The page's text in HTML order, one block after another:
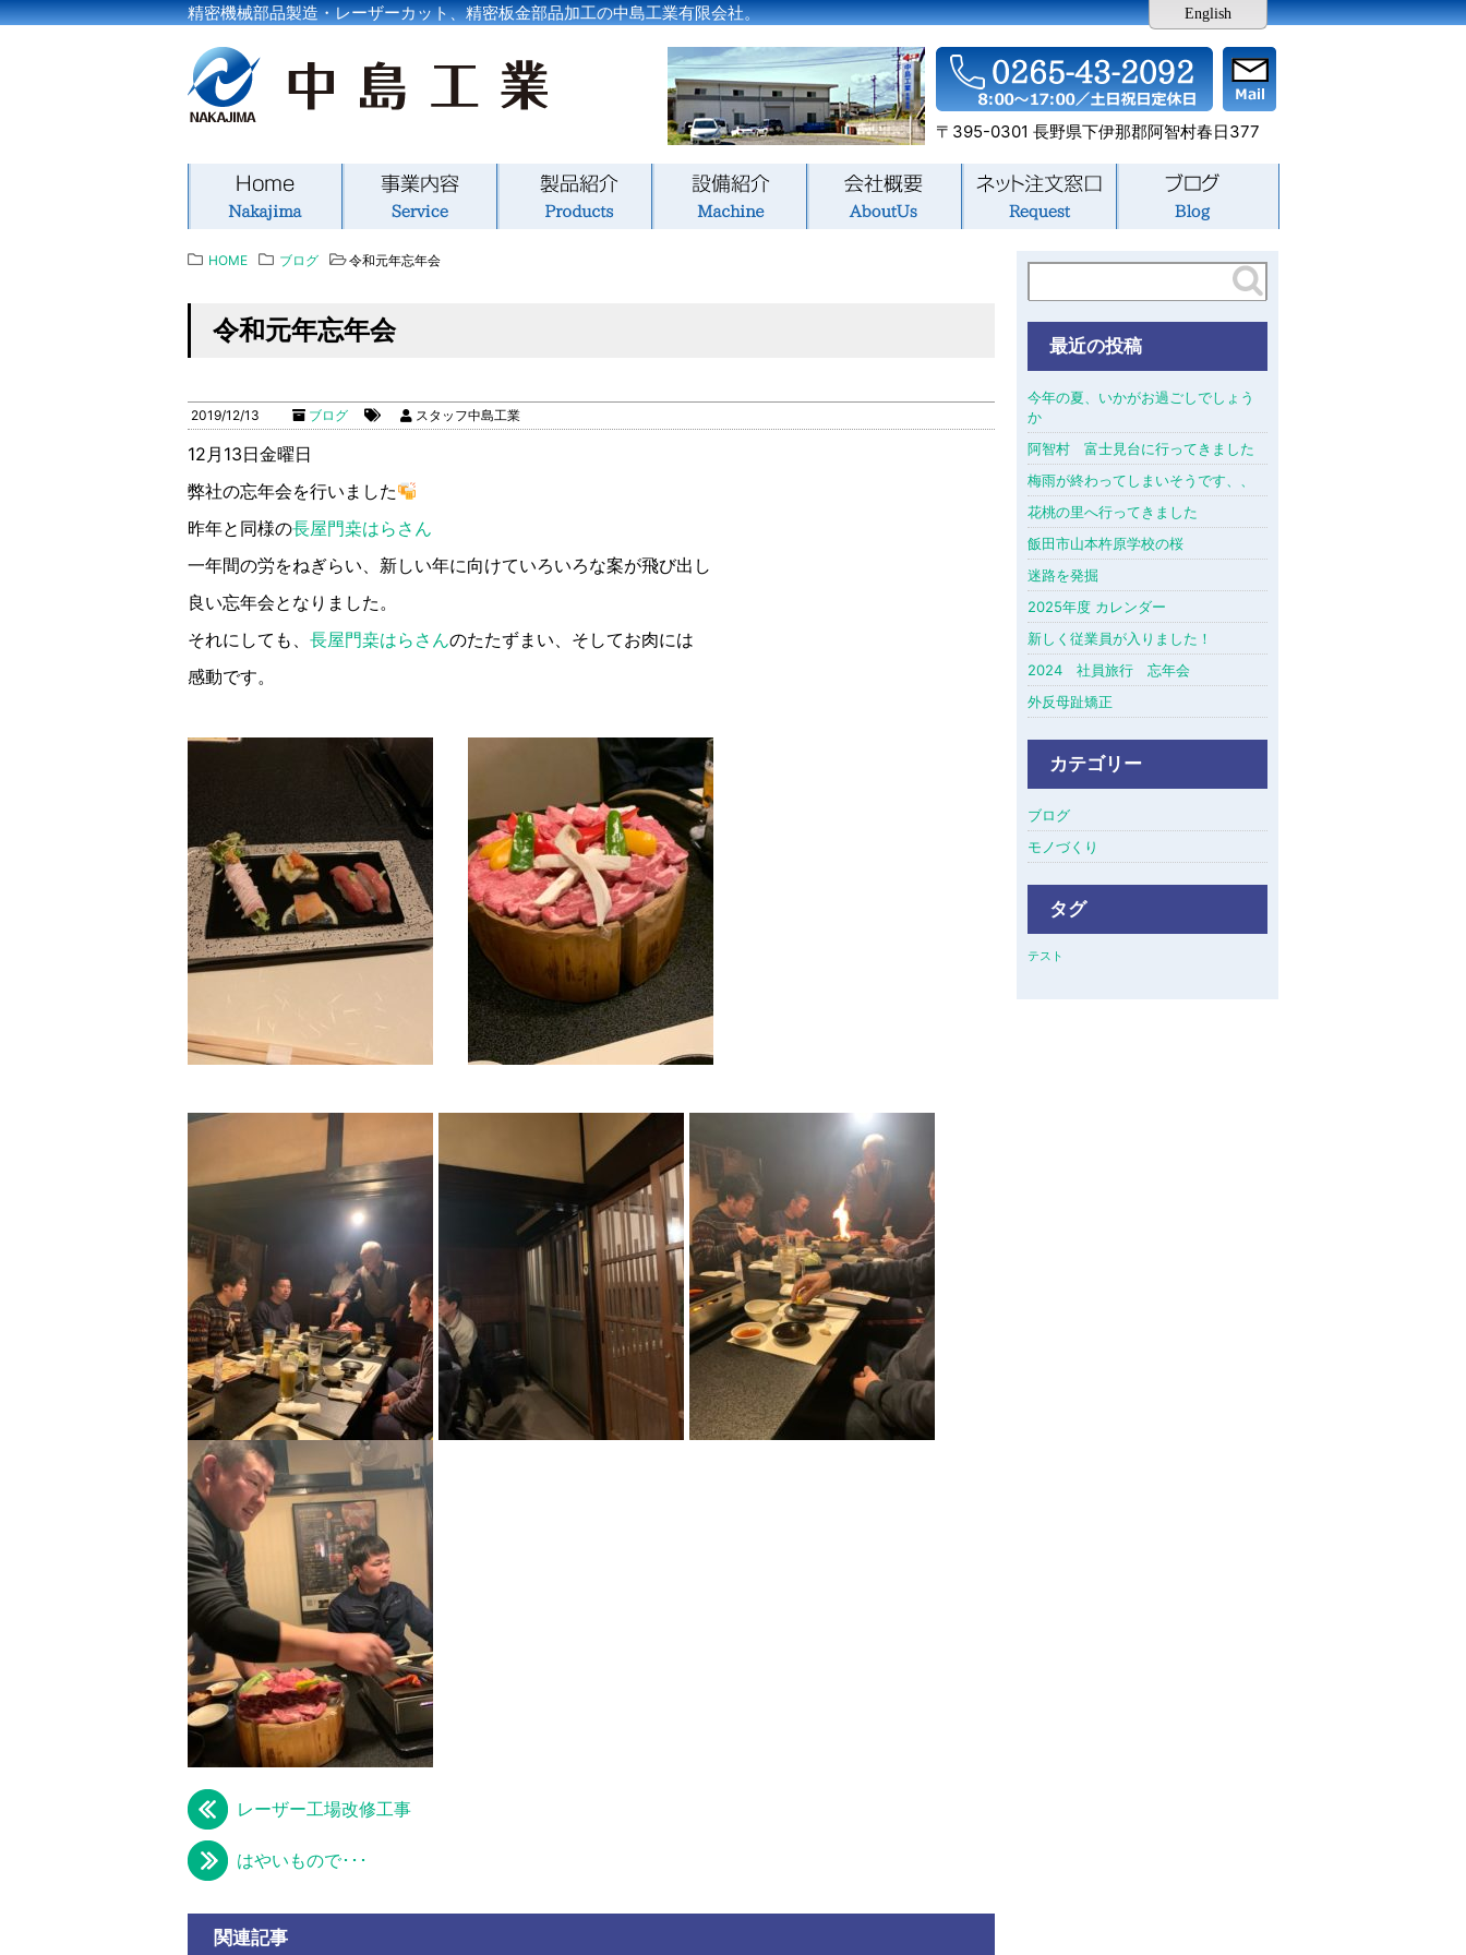
精密機械部品製造・レーザーカット、精密板金部品加工の中島工業有限会社。 English
〒395-0301 長野県下伊那郡阿智村春日377
HOME ブログ 令和元年忘年会
令和元年忘年会
2019/12/13 ブログ スタッフ中島工業
12月13日金曜日
弊社の忘年会を行いました
昨年と同様の長屋門桒はらさん
一年間の労をねぎらい、新しい年に向けていろいろな案が飛び出し
良い忘年会となりました。
それにしても、 長屋門桒はらさんのたたずまい、そしてお肉には
感動です。
レーザー工場改修工事
はやいもので･･･
関連記事
最近の投稿
今年の夏、いかがお過ごしでしょう
か
阿智村 富士見台に行ってきました
梅雨が終わってしまいそうです、、
花桃の里へ行ってきました
飯田市山本杵原学校の桜
迷路を発掘
2025年度 カレンダー
新しく従業員が入りました！
2024 社員旅行 忘年会
外反母趾矯正
カテゴリー
ブログ
モノづくり
タグ
テスト